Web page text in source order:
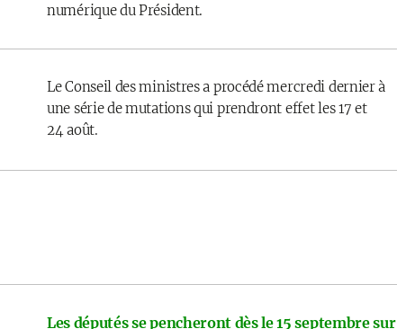
numérique du Président.
Le Conseil des ministres a procédé mercredi dernier à
une série de mutations qui prendront effet les 17 et
24 août.
Les députés se pencheront dès le 15 septembre sur